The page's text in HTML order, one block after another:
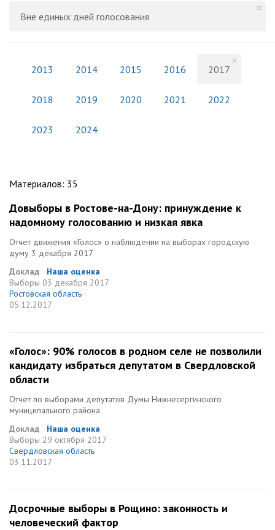
Вне единых дней голосования
2013 2014 2015 2016 2017
2018 2019 2020 2021 2022
2023 2024
Материалов: 35
Довыборы в Ростове-на-Дону: принуждение к
надомному голосованию и низкая явка
Отчет движения «Голос» о наблюдении на выборах городскую
думу 3 декабря 2017
Доклад
Наша оценка
Выборы 03 декабря 2017
Ростовская область
05.12.2017
«Голос»: 90% голосов в родном селе не позволили
кандидату избраться депутатом в Свердловской
области
Отчет по выборами депутатов Думы Нижнесергинского
муниципального района
Доклад
Наша оценка
Выборы 29 октября 2017
Свердловская область
03.11.2017
Досрочные выборы в Рощино: законность и
человеческий фактор